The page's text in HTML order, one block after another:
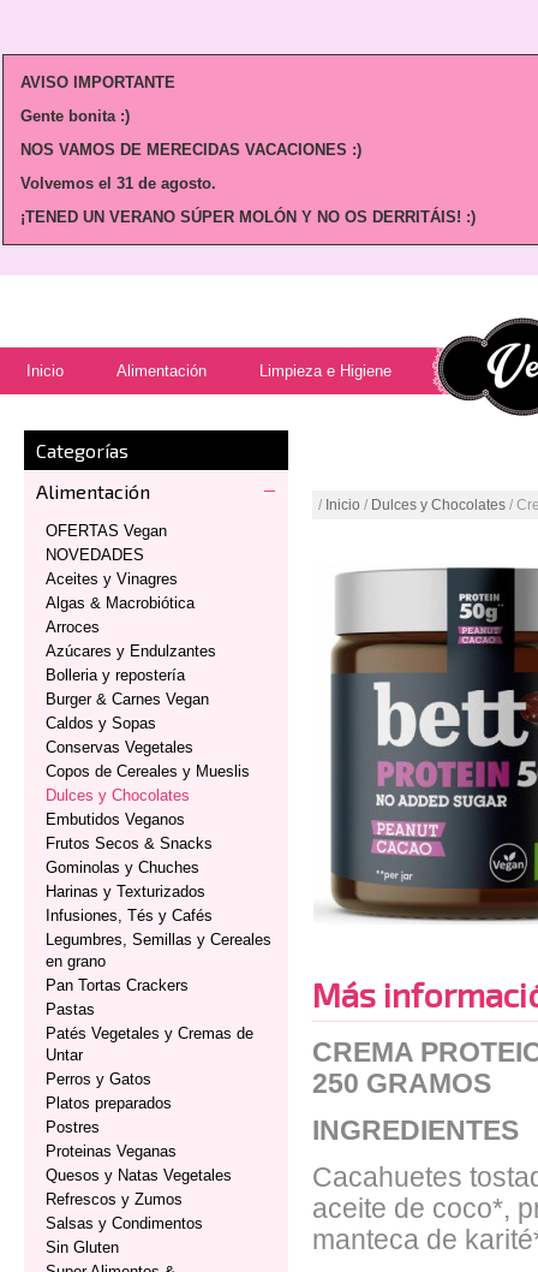
AVISO IMPORTANTE
Gente bonita :)
NOS VAMOS DE MERECIDAS VACACIONES :)
Volvemos el 31 de agosto.
¡TENED UN VERANO SÚPER MOLÓN Y NO OS DERRITÁIS! :)
Inicio Alimentación Limpieza e Higiene
Categorías
Alimentación
OFERTAS Vegan
NOVEDADES
Aceites y Vinagres
Algas & Macrobiótica
Arroces
Azúcares y Endulzantes
Bolleria y repostería
Burger & Carnes Vegan
Caldos y Sopas
Conservas Vegetales
Copos de Cereales y Mueslis
Dulces y Chocolates
Embutidos Veganos
Frutos Secos & Snacks
Gominolas y Chuches
Harinas y Texturizados
Infusiones, Tés y Cafés
Legumbres, Semillas y Cereales
en grano
Pan Tortas Crackers
Pastas
Patés Vegetales y Cremas de
Untar
Perros y Gatos
Platos preparados
Postres
Proteinas Veganas
Quesos y Natas Vegetales
Refrescos y Zumos
Salsas y Condimentos
Sin Gluten
/ Inicio / Dulces y Chocolates /
Más
CREMA
250 GRAMOS
INGREDIENTES
Cacahuetes
aceite de coco*,
manteca de